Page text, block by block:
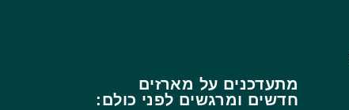
מתעדכנים על מארזים
חדשים ומרגשים לפני כולם: